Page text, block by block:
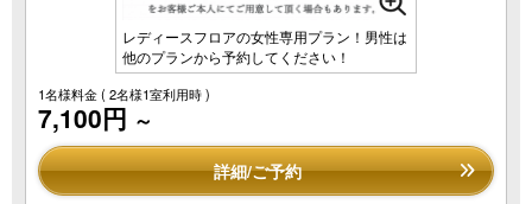
レディースフロアの女性専用プラン！男性は
他のプランから予約してください！
1名様料金( 2名様1室利用時 )
7,100円 ～
詳細/ご予約